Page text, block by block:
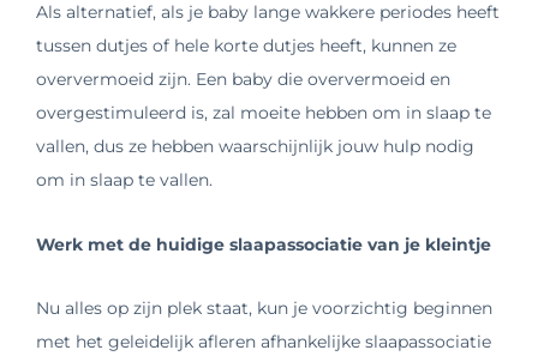
Als alternatief, als je baby lange wakkere periodes heeft
tussen dutjes of hele korte dutjes heeft, kunnen ze
oververmoeid zijn. Een baby die oververmoeid en
overgestimuleerd is, zal moeite hebben om in slaap te
vallen, dus ze hebben waarschijnlijk jouw hulp nodig
om in slaap te vallen.
Werk met de huidige slaapassociatie van je kleintje
Nu alles op zijn plek staat, kun je voorzichtig beginnen
met het geleidelijk afleren afhankelijke slaapassociatie